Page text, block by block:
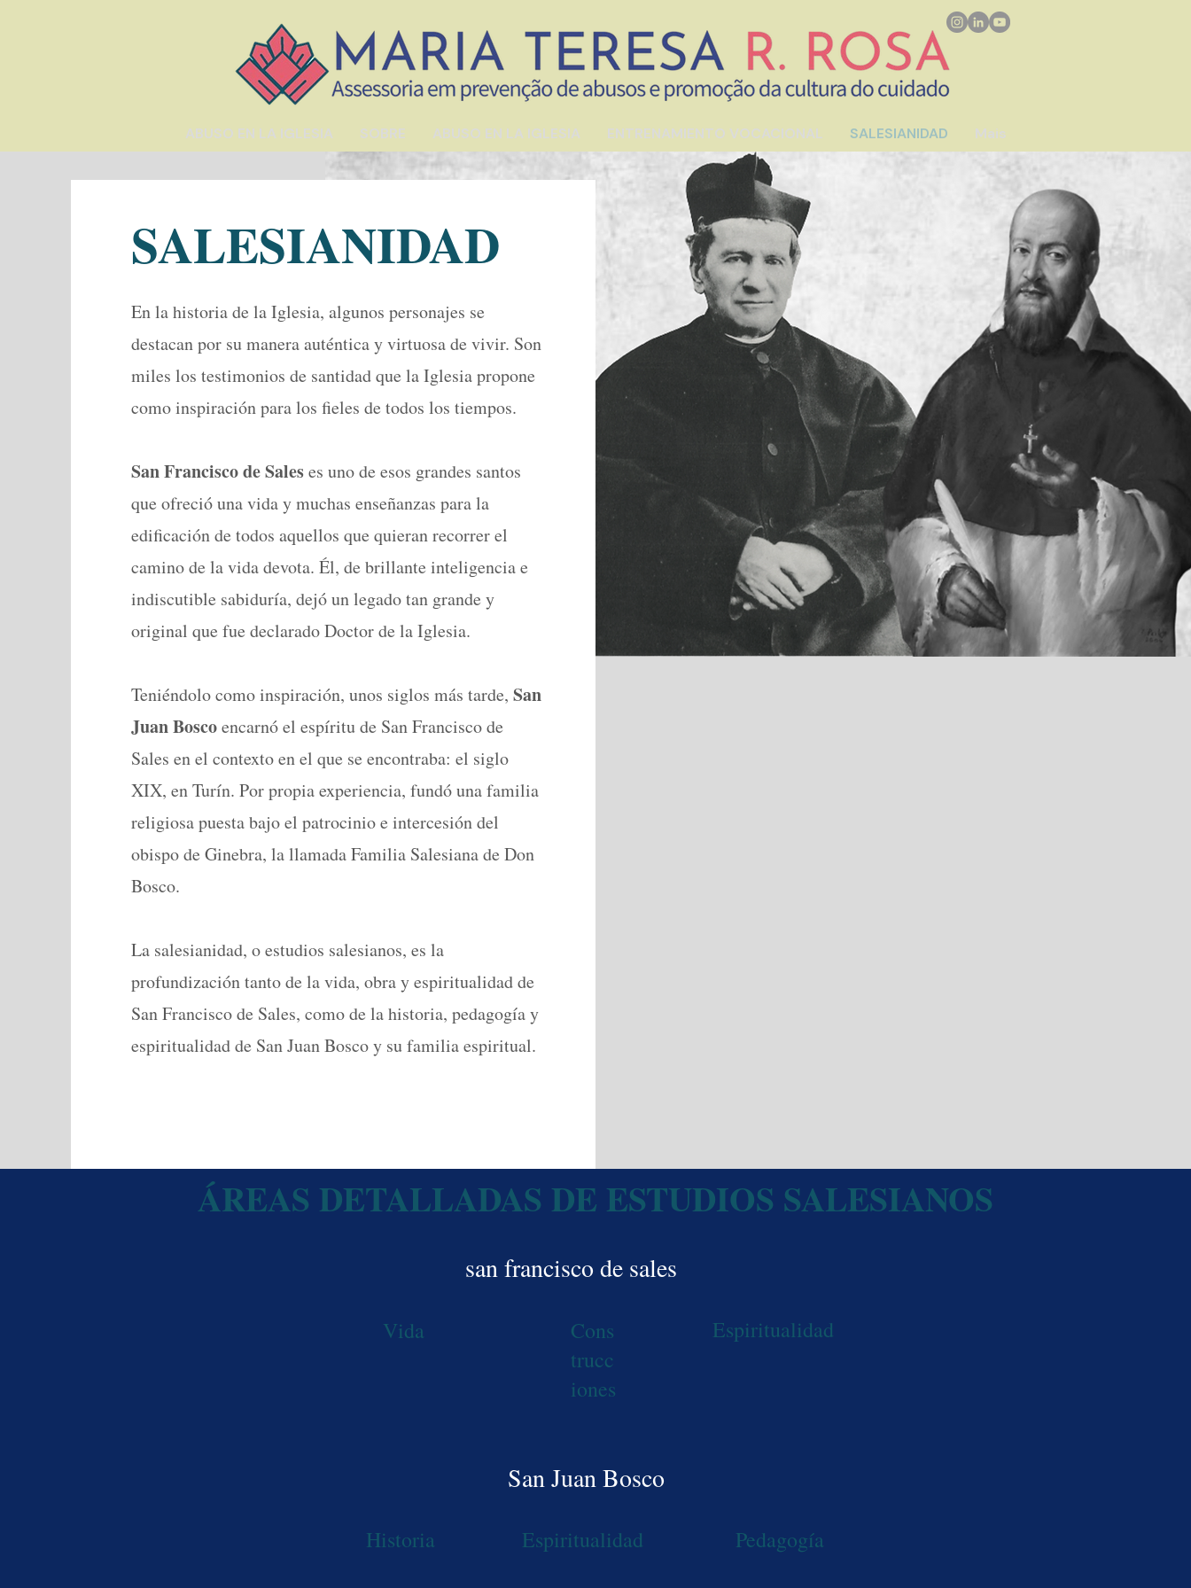
ABUSO EN LA IGLESIA SOBRE ABUSO EN LA IGLESIA ENTRENAMIENTO VOCACIONAL SALESIANIDAD Mais
SALESIANIDAD
En la historia de la Iglesia, algunos personajes se
destacan por su manera auténtica y virtuosa de vivir. Son
miles los testimonios de santidad que la Iglesia propone
como inspiración para los fieles de todos los tiempos.
San Francisco de Saleses uno de esos grandes santos
que ofreció una vida y muchas enseñanzas para la
edificación de todos aquellos que quieran recorrer el
camino de la vida devota. Él, de brillante inteligencia e
indiscutible sabiduría, dejó un legado tan grande y
original que fue declarado Doctor de la Iglesia.
Teniéndolo como inspiración, unos siglos más tarde, San
Juan Boscoencarnó el espíritu de San Francisco de
Sales en el contexto en el que se encontraba: el siglo
XIX, en Turín. Por propia experiencia, fundó una familia
religiosa puesta bajo el patrocinio e intercesión del
obispo de Ginebra, la llamada Familia Salesiana de Don
Bosco.
La salesianidad, o estudios salesianos, es la
profundización tanto de la vida, obra y espiritualidad de
San Francisco de Sales, como de la historia, pedagogía y
espiritualidad de San Juan Bosco y su familia espiritual.
ÁREAS DETALLADAS DE ESTUDIOS SALESIANOS
san francisco de sales
Vida
Cons
trucc
iones
Espiritualidad
San Juan Bosco
Historia Espiritualidad Pedagogía